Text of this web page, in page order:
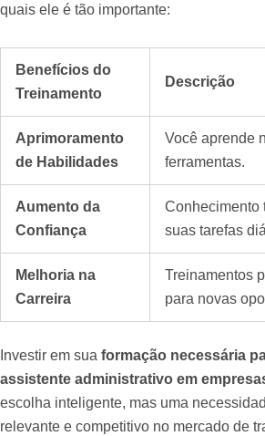
quais ele é tão importante:
Benefícios do
Treinamento
Descrição
Aprimoramento
de Habilidades
Você aprende
ferramentas.
Aumento da
Confiança
Conhecimento
suas tarefas
Melhoria na
Carreira
Treinamentos
para novas
Investir em sua formação necessária
assistente administrativo em
escolha inteligente, mas uma
relevante e competitivo no mercado de